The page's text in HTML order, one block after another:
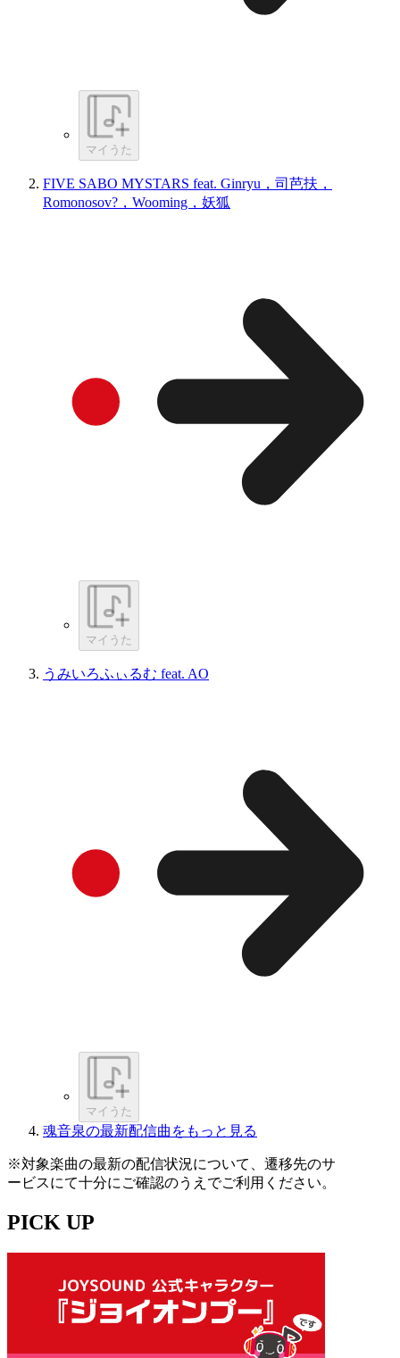
マイうた
FIVE SABO MYSTARS feat. Ginryu，司芭扶，
Romonosov?，Wooming，妖狐
マイうた
うみいろふぃるむ feat. AO
マイうた
魂音泉の最新配信曲をもっと見る
※対象楽曲の最新の配信状況について、遷移先のサ
ービスにて十分にご確認のうえでご利用ください。
PICK UP